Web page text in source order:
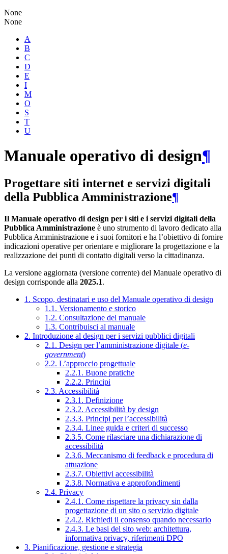
None
None
A
B
C
D
E
I
M
O
S
T
U
Manuale operativo di design¶
Progettare siti internet e servizi digitali
della Pubblica Amministrazione¶
Il Manuale operativo di design per i siti e i servizi digitali della
Pubblica Amministrazione è uno strumento di lavoro dedicato alla
Pubblica Amministrazione e i suoi fornitori e ha l’obiettivo di fornire
indicazioni operative per orientare e migliorare la progettazione e la
realizzazione dei punti di contatto digitali verso la cittadinanza.
La versione aggiornata (versione corrente) del Manuale operativo di
design corrisponde alla 2025.1.
1. Scopo, destinatari e uso del Manuale operativo di design
1.1. Versionamento e storico
1.2. Consultazione del manuale
1.3. Contribuisci al manuale
2. Introduzione al design per i servizi pubblici digitali
2.1. Design per l’amministrazione digitale (e-
government)
2.2. L’approccio progettuale
2.2.1. Buone pratiche
2.2.2. Principi
2.3. Accessibilità
2.3.1. Definizione
2.3.2. Accessibilità by design
2.3.3. Principi per l’accessibilità
2.3.4. Linee guida e criteri di successo
2.3.5. Come rilasciare una dichiarazione di
accessibilità
2.3.6. Meccanismo di feedback e procedura di
attuazione
2.3.7. Obiettivi accessibilità
2.3.8. Normativa e approfondimenti
2.4. Privacy
2.4.1. Come rispettare la privacy sin dalla
progettazione di un sito o servizio digitale
2.4.2. Richiedi il consenso quando necessario
2.4.3. Le basi del sito web: architettura,
informativa privacy, riferimenti DPO
3. Pianificazione, gestione e strategia